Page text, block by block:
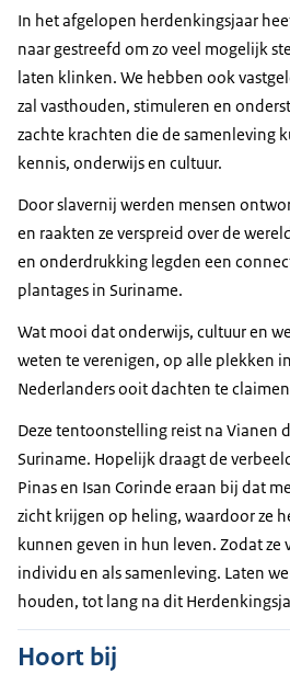
In het afgelopen herdenkingsjaar
naar gestreefd om zo veel mogelijk
laten klinken. We hebben ook
zal vasthouden, stimuleren en
zachte krachten die de samenleving
kennis, onderwijs en cultuur.
Door slavernij werden mensen
en raakten ze verspreid over de
en onderdrukking legden een
plantages in Suriname.
Wat mooi dat onderwijs, cultuur en
weten te verenigen, op alle plekken
Nederlanders ooit dachten te
Deze tentoonstelling reist na Vianen
Suriname. Hopelijk draagt de
Pinas en Isan Corinde eraan bij dat
zicht krijgen op heling, waardoor ze
kunnen geven in hun leven. Zodat ze
individu en als samenleving. Laten
houden, tot lang na dit
Hoort bij